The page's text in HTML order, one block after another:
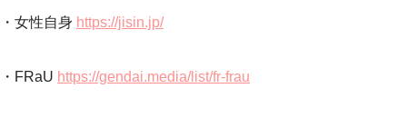
・女性自身 https://jisin.jp/
・FRaU https://gendai.media/list/fr-frau